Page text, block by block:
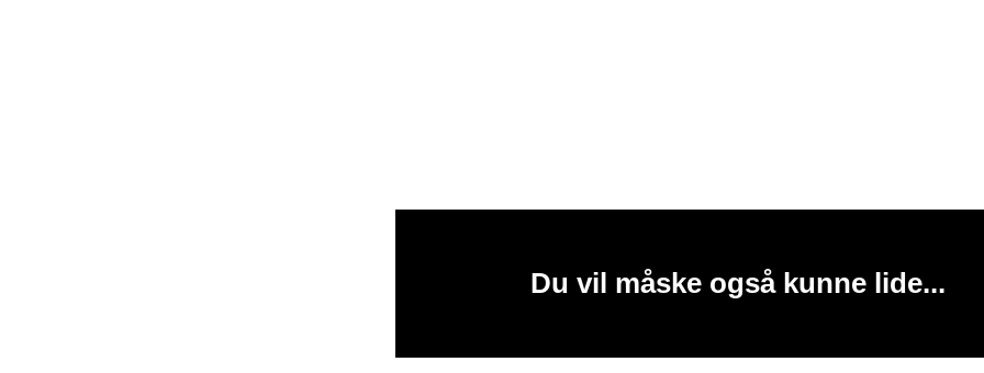
Du vil måske også kunne lide...